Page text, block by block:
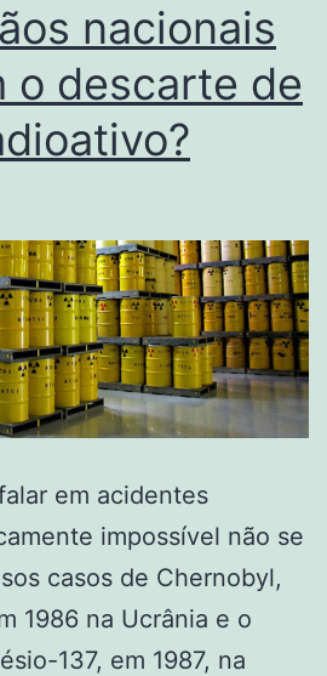
nacionais
o descarte de
em acidentes
impossível não se
casos de Chernobyl,
1986 na Ucrânia e o
137, em 1987, na